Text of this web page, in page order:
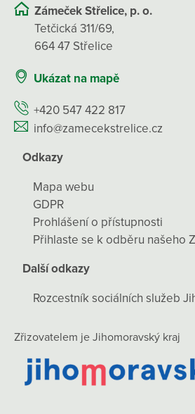
Zámeček Střelice, p. o.
Tetčická 311/69,
664 47 Střelice
Ukázat na mapě
+420 547 422 817
info@zamecekstrelice.cz
Odkazy
Mapa webu
GDPR
Prohlášení o přístupnosti
Přihlaste se k odběru našeho
Další odkazy
Rozcestník sociálních služeb
Zřizovatelem je Jihomoravský kraj